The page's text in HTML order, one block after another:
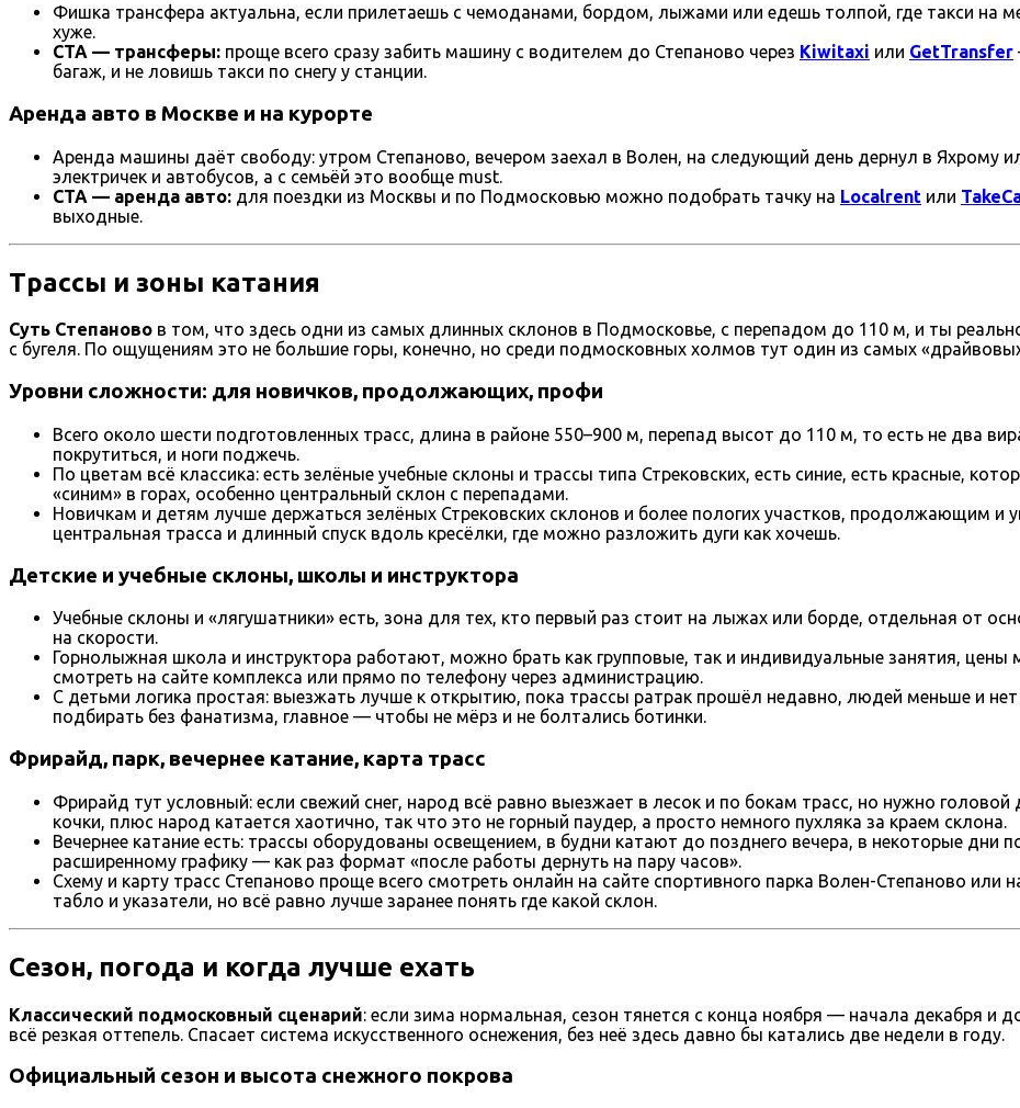
Фишка трансфера актуальна, если прилетаешь с чемоданами, бордом, лыжами или едешь толпой, где такси на
хуже.
CTA — трансферы: проще всего сразу забить машину с водителем до Степаново через Kiwitaxi или GetTransfer
багаж, и не ловишь такси по снегу у станции.
Аренда авто в Москве и на курорте
Аренда машины даёт свободу: утром Степаново, вечером заехал в Волен, на следующий день дернул в Яхрому
электричек и автобусов, а с семьёй это вообще must.
CTA — аренда авто: для поездки из Москвы и по Подмосковью можно подобрать тачку на Localrent или
выходные.
Трассы и зоны катания
Суть Степаново в том, что здесь одни из самых длинных склонов в Подмосковье, с перепадом до 110 м, и ты
с бугеля. По ощущениям это не большие горы, конечно, но среди подмосковных холмов тут один из самых
Уровни сложности: для новичков, продолжающих, профи
Всего около шести подготовленных трасс, длина в районе 550–900 м, перепад высот до 110 м, то есть не два
покрутиться, и ноги поджечь.
По цветам всё классика: есть зелёные учебные склоны и трассы типа Стрековских, есть синие, есть красные,
«синим» в горах, особенно центральный склон с перепадами.
Новичкам и детям лучше держаться зелёных Стрековских склонов и более пологих участков, продолжающим и
центральная трасса и длинный спуск вдоль кресёлки, где можно разложить дуги как хочешь.
Детские и учебные склоны, школы и инструктора
Учебные склоны и «лягушатники» есть, зона для тех, кто первый раз стоит на лыжах или борде, отдельная от
на скорости.
Горнолыжная школа и инструктора работают, можно брать как групповые, так и индивидуальные занятия, цены
смотреть на сайте комплекса или прямо по телефону через администрацию.
С детьми логика простая: выезжать лучше к открытию, пока трассы ратрак прошёл недавно, людей меньше и
подбирать без фанатизма, главное — чтобы не мёрз и не болтались ботинки.
Фрирайд, парк, вечернее катание, карта трасс
Фрирайд тут условный: если свежий снег, народ всё равно выезжает в лесок и по бокам трасс, но нужно
кочки, плюс народ катается хаотично, так что это не горный паудер, а просто немного пухляка за краем склона.
Вечернее катание есть: трассы оборудованы освещением, в будни катают до позднего вечера, в некоторые дни
расширенному графику — как раз формат «после работы дернуть на пару часов».
Схему и карту трасс Степаново проще всего смотреть онлайн на сайте спортивного парка Волен-Степаново
табло и указатели, но всё равно лучше заранее понять где какой склон.
Сезон, погода и когда лучше ехать
Классический подмосковный сценарий: если зима нормальная, сезон тянется с конца ноября — начала декабря и
всё резкая оттепель. Спасает система искусственного оснежения, без неё здесь давно бы катались две недели в году.
Официальный сезон и высота снежного покрова